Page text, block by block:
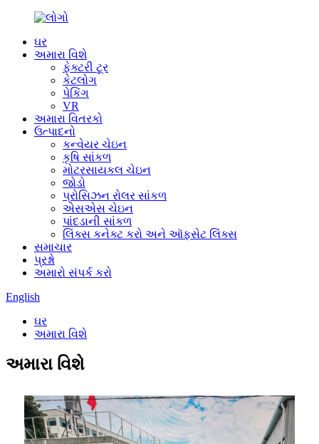
ઘર
અમારા વિશે
ફેક્ટરી ટૂર
કેટલોગ
પેકિંગ
VR
અમારા વિતરકો
ઉત્પાદનો
કન્વેયર ચેઇન
કૃષિ સાંકળ
મોટરસાયકલ ચેઇન
જોડો
પ્રોસિઝન રોલર સાંકળ
એસએસ ચેઇન
પાંદડાની સાંકળ
લિંક્સ કનેક્ટ કરો અને ઑફસેટ લિંક્સ
સમાચાર
પ્રશ્નો
અમારો સંપર્ક કરો
English
ઘર
અમારા વિશે
અમારા વિશે